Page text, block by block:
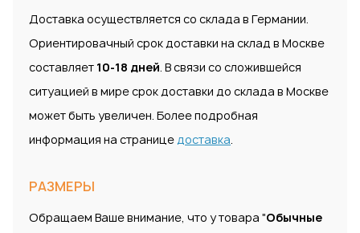
Доставка осуществляется со склада в Германии.
Ориентировачный срок доставки на склад в Москве
составляет 10-18 дней. В связи со сложившейся
ситуацией в мире срок доставки до склада в Москве
может быть увеличен. Более подробная
информация на страницедоставка.
РАЗМЕРЫ
Обращаем Ваше внимание, что у товара "Обычные